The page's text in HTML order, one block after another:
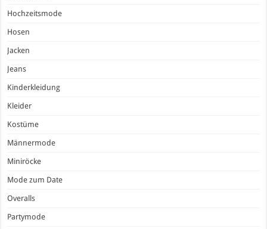
Hochzeitsmode
Hosen
Jacken
Jeans
Kinderkleidung
Kleider
Kostüme
Männermode
Miniröcke
Mode zum Date
Overalls
Partymode